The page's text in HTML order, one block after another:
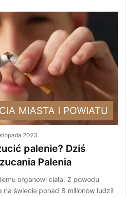
MIASTA I POWIATU
2023
palenie? Dziś
Palenia
organowi ciała. Z powodu
na świecie ponad 8 milionów ludzi!